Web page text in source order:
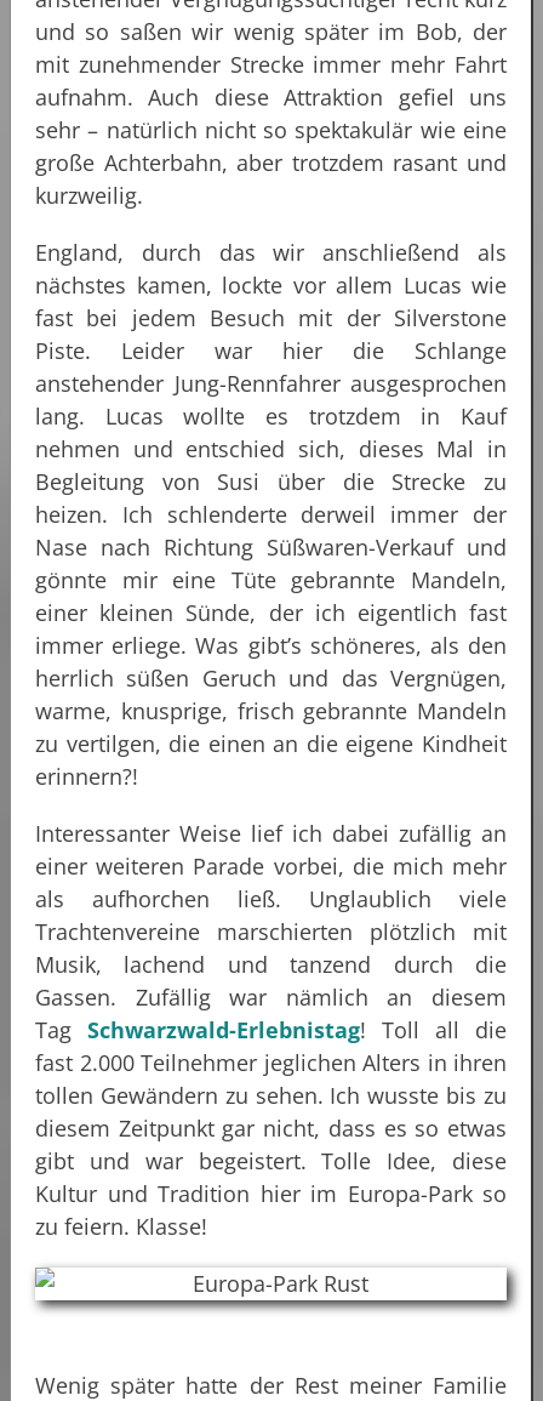
und so saßen wir wenig später im Bob, der
mit zunehmender Strecke immer mehr Fahrt
aufnahm. Auch diese Attraktion gefiel uns
sehr – natürlich nicht so spektakulär wie eine
große Achterbahn, aber trotzdem rasant und
kurzweilig.
England, durch das wir anschließend als
nächstes kamen, lockte vor allem Lucas wie
fast bei jedem Besuch mit der Silverstone
Piste. Leider war hier die Schlange
anstehender Jung-Rennfahrer ausgesprochen
lang. Lucas wollte es trotzdem in Kauf
nehmen und entschied sich, dieses Mal in
Begleitung von Susi über die Strecke zu
heizen. Ich schlenderte derweil immer der
Nase nach Richtung Süßwaren-Verkauf und
gönnte mir eine Tüte gebrannte Mandeln,
einer kleinen Sünde, der ich eigentlich fast
immer erliege. Was gibt’s schöneres, als den
herrlich süßen Geruch und das Vergnügen,
warme, knusprige, frisch gebrannte Mandeln
zu vertilgen, die einen an die eigene Kindheit
erinnern?!
Interessanter Weise lief ich dabei zufällig an
einer weiteren Parade vorbei, die mich mehr
als aufhorchen ließ. Unglaublich viele
Trachtenvereine marschierten plötzlich mit
Musik, lachend und tanzend durch die
Gassen. Zufällig war nämlich an diesem
Tag Schwarzwald-Erlebnistag! Toll all die
fast 2.000 Teilnehmer jeglichen Alters in ihren
tollen Gewändern zu sehen. Ich wusste bis zu
diesem Zeitpunkt gar nicht, dass es so etwas
gibt und war begeistert. Tolle Idee, diese
Kultur und Tradition hier im Europa-Park so
zu feiern. Klasse!
Wenig später hatte der Rest meiner Familie